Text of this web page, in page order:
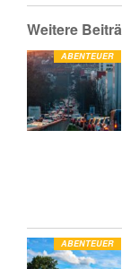
Weitere
ABENTEUER
ABENTEUER